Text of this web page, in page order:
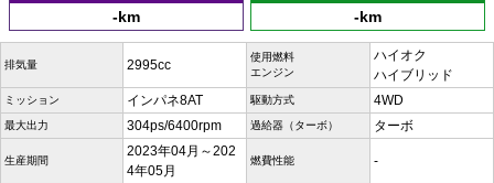
-km -km
排気量 2995cc
使用燃料
エンジン
ハイオク
ハイブリッド
ミッション インパネ8AT 駆動方式 4WD
最大出力 304ps/6400rpm 過給器（ターボ） ターボ
生産期間
2023年04月～202
4年05月
燃費性能 -